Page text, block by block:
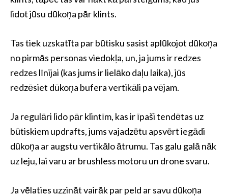
lidot jūsu dūkoņa pār klints.
Tas tiek uzskatīta par būtisku sasist aplūkojot dūkoņa
no pirmās personas viedokļa, un, ja jums ir redzes
redzes līnijai (kas jums ir lielāko daļu laika), jūs
redzēsiet dūkoņa bufera vertikāli pa vējam.
Ja regulāri lido pār klintīm, kas ir īpaši tendētas uz
būtiskiem updrafts, jums vajadzētu apsvērt iegādi
dūkoņa ar augstu vertikālo ātrumu. Tas galu galā nāk
uz leju, lai varu ar brushless motoru un drone svaru.
Ja vēlaties uzzināt vairāk par peld ar savu dūkoņa